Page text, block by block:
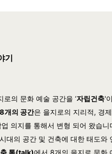
기
로의 문화 예술 공간을 ‘자립건축'
8개의 공간은 을지로의 지리적, 경
의지를 통해서 변형 되어 왔습니
대의 공간 및 건축에 대한 태도와
톡(talk)에서 8개의 을지로 문화